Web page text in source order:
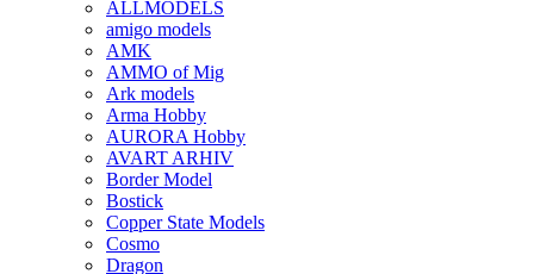
ALLMODELS
amigo models
AMK
AMMO of Mig
Ark models
Arma Hobby
AURORA Hobby
AVART ARHIV
Border Model
Bostick
Copper State Models
Cosmo
Dragon